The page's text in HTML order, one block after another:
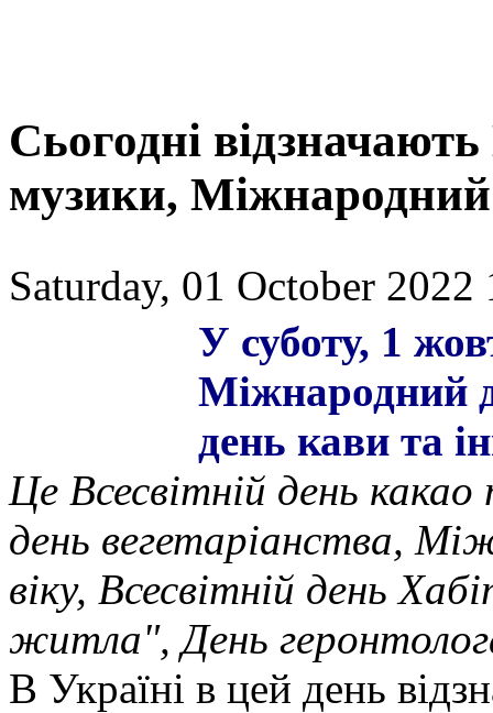
Сьогодні
музики, Міжнародний
Saturday, 01 October
У суботу, 1
Міжнародний
день кави та
Це Всесвітній день
день вегетаріанства,
віку, Всесвітній день
житла", День
В Україні в цей день